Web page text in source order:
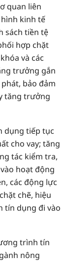
quan liên
kinh tế
sách tiền tệ
hợp chặt
và các
trưởng gắn
bảo đảm
tăng trưởng
dụng tiếp tục
cho vay; tăng
tác kiểm tra,
hoạt động
các động lực
chẽ, hiệu
tín dụng đi vào
trình tín
nông